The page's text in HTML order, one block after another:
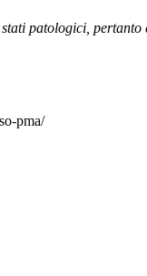
patologici,
pma/